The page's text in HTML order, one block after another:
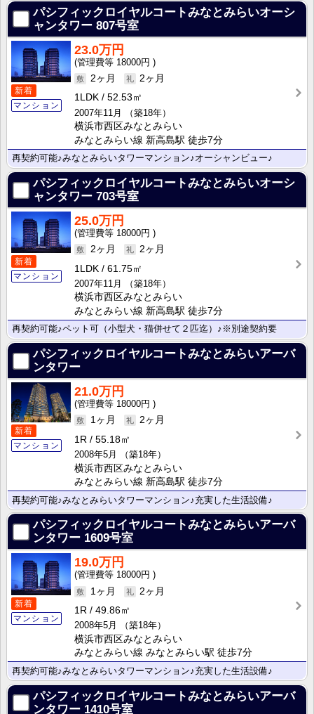
パシフィックロイヤルコートみなとみらいオーシ
ャンタワー 807号室
新着
マンション
23.0万円
18000円
2ヶ月
2ヶ月
1LDK
52.53㎡
2007年11月
（築18年）
横浜市西区みなとみらい
みなとみらい線 新高島駅 徒歩7分
再契約可能♪みなとみらいタワーマンション♪オーシャンビュー♪
パシフィックロイヤルコートみなとみらいオーシ
ャンタワー 703号室
新着
マンション
25.0万円
18000円
2ヶ月
2ヶ月
1LDK
61.75㎡
2007年11月
（築18年）
横浜市西区みなとみらい
みなとみらい線 新高島駅 徒歩7分
再契約可能♪ペット可（小型犬・猫併せて２匹迄）♪※別途契約要
パシフィックロイヤルコートみなとみらいアーバ
ンタワー
新着
マンション
21.0万円
18000円
1ヶ月
2ヶ月
1R
55.18㎡
2008年5月
（築18年）
横浜市西区みなとみらい
みなとみらい線 新高島駅 徒歩7分
再契約可能♪みなとみらいタワーマンション♪充実した生活設備♪
パシフィックロイヤルコートみなとみらいアーバ
ンタワー 1609号室
新着
マンション
19.0万円
18000円
1ヶ月
2ヶ月
1R
49.86㎡
2008年5月
（築18年）
横浜市西区みなとみらい
みなとみらい線 みなとみらい駅 徒歩7分
再契約可能♪みなとみらいタワーマンション♪充実した生活設備♪
パシフィックロイヤルコートみなとみらいアーバ
ンタワー 1410号室